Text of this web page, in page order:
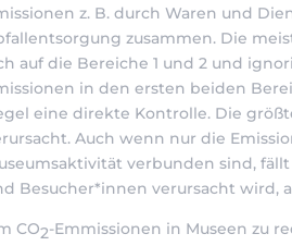
z. B. durch Waren und
zusammen. Die
auf die Bereiche 1 und 2 und
in den ersten beiden
eine direkte Kontrolle. Die
Auch wenn nur die
verbunden sind,
Besucher*innen verursacht wird,
CO2-Emmissionen in Museen zu